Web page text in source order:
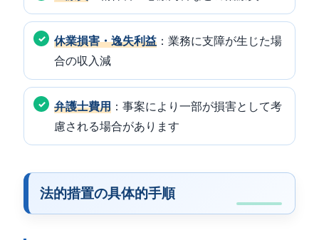
休業損害・逸失利益 ：業務に支障が生じた場
合の収入減
弁護士費用 ：事案により一部が損害として考
慮される場合があります
法的措置の具体的手順